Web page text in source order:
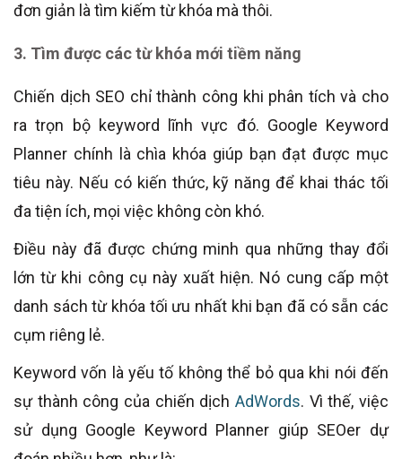
đơn giản là tìm kiếm từ khóa mà thôi.
3. Tìm được các từ khóa mới tiềm năng
Chiến dịch SEO chỉ thành công khi phân tích và cho
ra trọn bộ keyword lĩnh vực đó. Google Keyword
Planner chính là chìa khóa giúp bạn đạt được mục
tiêu này. Nếu có kiến thức, kỹ năng để khai thác tối
đa tiện ích, mọi việc không còn khó.
Điều này đã được chứng minh qua những thay đổi
lớn từ khi công cụ này xuất hiện. Nó cung cấp một
danh sách từ khóa tối ưu nhất khi bạn đã có sẵn các
cụm riêng lẻ.
Keyword vốn là yếu tố không thể bỏ qua khi nói đến
sự thành công của chiến dịch AdWords. Vì thế, việc
sử dụng Google Keyword Planner giúp SEOer dự